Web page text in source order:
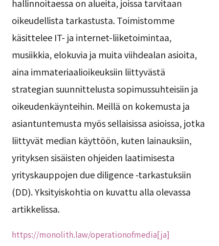
hallinnoitaessa on alueita, joissa tarvitaan
oikeudellista tarkastusta. Toimistomme
käsittelee IT- ja internet-liiketoimintaa,
musiikkia, elokuvia ja muita viihdealan asioita,
aina immateriaalioikeuksiin liittyvästä
strategian suunnittelusta sopimussuhteisiin ja
oikeudenkäynteihin. Meillä on kokemusta ja
asiantuntemusta myös sellaisissa asioissa, jotka
liittyvät median käyttöön, kuten lainauksiin,
yrityksen sisäisten ohjeiden laatimisesta
yrityskauppojen due diligence -tarkastuksiin
(DD). Yksityiskohtia on kuvattu alla olevassa
artikkelissa.
https://monolith.law/operationofmedia[ja]